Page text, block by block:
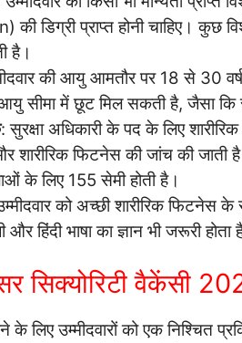
डिग्री प्राप्त होनी चाहिए। कुछ
है।
की आयु आमतौर पर 18 से 30 वर्ष
आयु सीमा में छूट मिल सकती है, जैसा कि
: सुरक्षा अधिकारी के पद के लिए
शारीरिक फिटनेस की जांच की जाती
के लिए 155 सेमी होती है।
को अच्छी शारीरिक फिटनेस
हिंदी भाषा का ज्ञान भी जरूरी होता
सिक्योरिटी वैकेंसी
लिए उम्मीदवारों को एक निश्चित